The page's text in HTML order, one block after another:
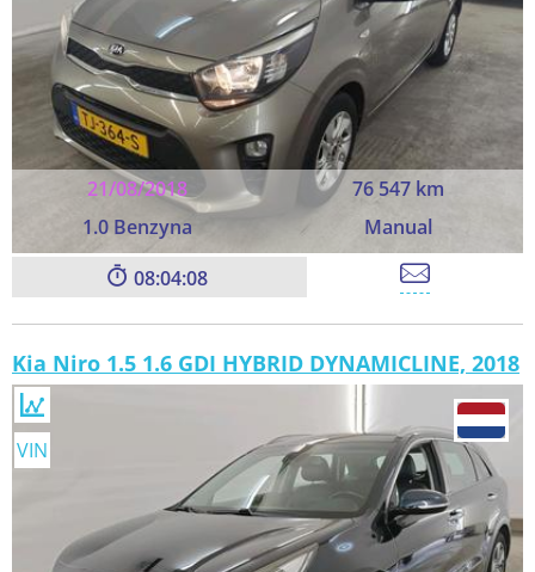
21/08/2018
76 547 km
1.0 Benzyna
Manual
08:04:06
Kia Niro 1.5 1.6 GDI HYBRID DYNAMICLINE, 2018
VIN